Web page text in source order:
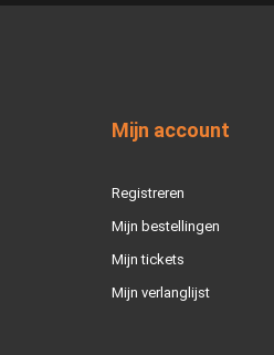
Mijn account
Registreren
Mijn bestellingen
Mijn tickets
Mijn verlanglijst